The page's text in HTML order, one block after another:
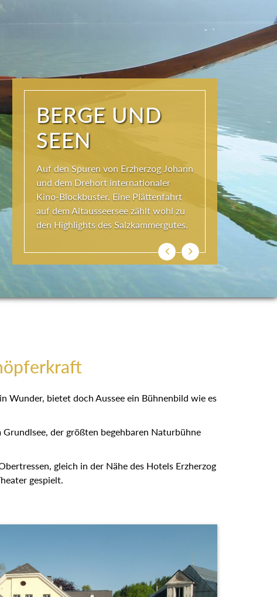
NATUR PUR
Ausseerland neue Kraft und viel
Inspiration. Das Wirkungsvermögen
kommt aus der Natur und ihren
ewigen Gestalten – den Bergen und
Seen.
ZurückWeiter
Wunder, bietet doch Aussee ein Bühnenbild wie
der größten begehbaren Naturbühne
in Obertressen, gleich in der Nähe des Hotels
Theater gespielt.